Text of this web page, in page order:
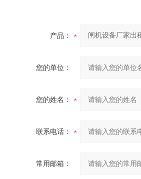
产品：
您的单位：
您的姓名：
联系电话：
常用邮箱：